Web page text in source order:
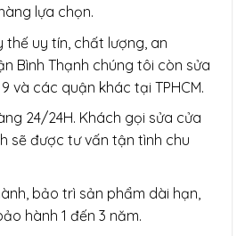
lựa chọn.
thế uy tín, chất lượng, an
Bình Thạnh chúng tôi còn sửa
và các quận khác tại TPHCM.
24/24H. Khách gọi sửa cửa
sẽ được tư vấn tận tình chu
bảo trì sản phẩm dài hạn,
hành 1 đến 3 năm.